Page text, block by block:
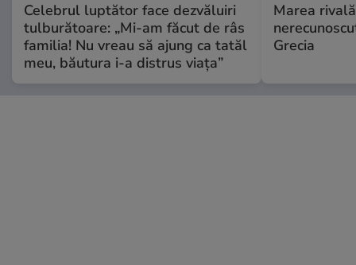
Celebrul luptător face dezvăluiri
tulburătoare: „Mi-am făcut de râs
familia! Nu vreau să ajung ca tatăl
meu, băutura i-a distrus viața”
Marea
Grecia